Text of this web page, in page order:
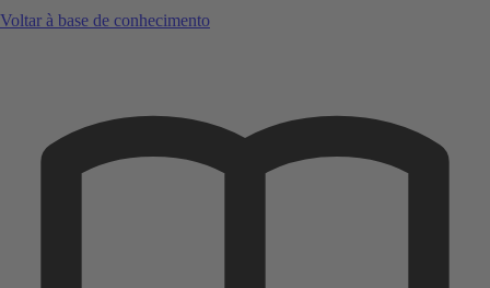
Voltar à base de conhecimento